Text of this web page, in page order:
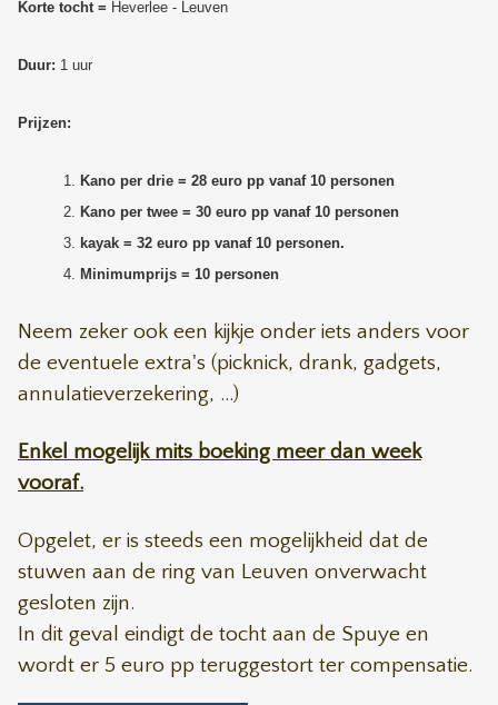
Korte tocht = Heverlee - Leuven
Duur: 1 uur
Prijzen:
Kano per drie = 28 euro pp vanaf 10 personen
Kano per twee = 30 euro pp vanaf 10 personen
kayak = 32 euro pp vanaf 10 personen.
Minimumprijs = 10 personen
Neem zeker ook een kijkje onder iets anders voor
de eventuele extra's (picknick, drank, gadgets,
annulatieverzekering, ...)
Enkel mogelijk mits boeking meer dan week
vooraf.
Opgelet, er is steeds een mogelijkheid dat de
stuwen aan de ring van Leuven onverwacht
gesloten zijn.
In dit geval eindigt de tocht aan de Spuye en
wordt er 5 euro pp teruggestort ter compensatie.